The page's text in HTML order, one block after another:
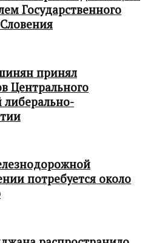
Государственного
принял
Центрального
потребуется около